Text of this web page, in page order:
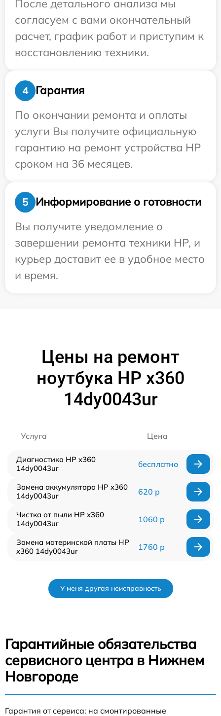
После детального анализа мы
согласуем с вами окончательный
расчет, график работ и приступим к
восстановлению техники.
4
Гарантия
По окончании ремонта и оплаты
услуги Вы получите официальную
гарантию на ремонт устройства HP
сроком на 36 месяцев.
5
Информирование о готовности
Вы получите уведомление о
завершении ремонта техники HP, и
курьер доставит ее в удобное место
и время.
Цены на ремонт
ноутбука HP x360
14dy0043ur
Услуга Цена
Диагностика HP x360
14dy0043ur
бесплатно
Замена аккумулятора HP x360
14dy0043ur
620 р
Чистка от пыли HP x360
14dy0043ur
1060 р
Замена материнской платы HP
x360 14dy0043ur
1760 р
У меня другая неисправность
Гарантийные обязательства
сервисного центра в Нижнем
Новгороде
Гарантия от сервиса: на смонтированные